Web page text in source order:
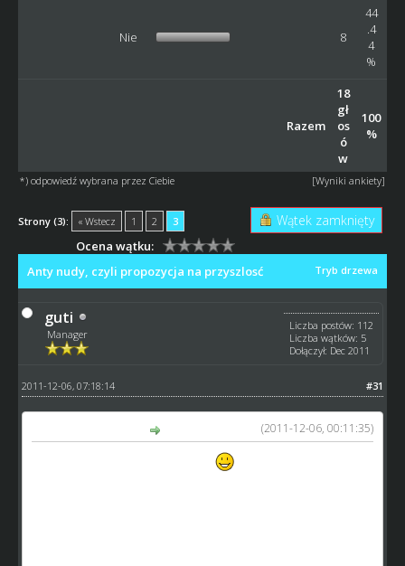
Nie 8
44
.4
4
%
Razem
18
gł
os
ó
w
100
%
*) odpowiedź wybrana przez Ciebie [Wyniki ankiety]
Strony (3): « Wstecz 1 2 3 Wątek zamknięty
Ocena wątku:
Tryb drzewa
Anty nudy, czyli propozycja na przyszlosć
guti
Manager
Liczba postów: 112
Liczba wątków: 5
Dołączył: Dec 2011
#31
2011-12-06, 07:18:14
(2011-12-06, 00:11:35)